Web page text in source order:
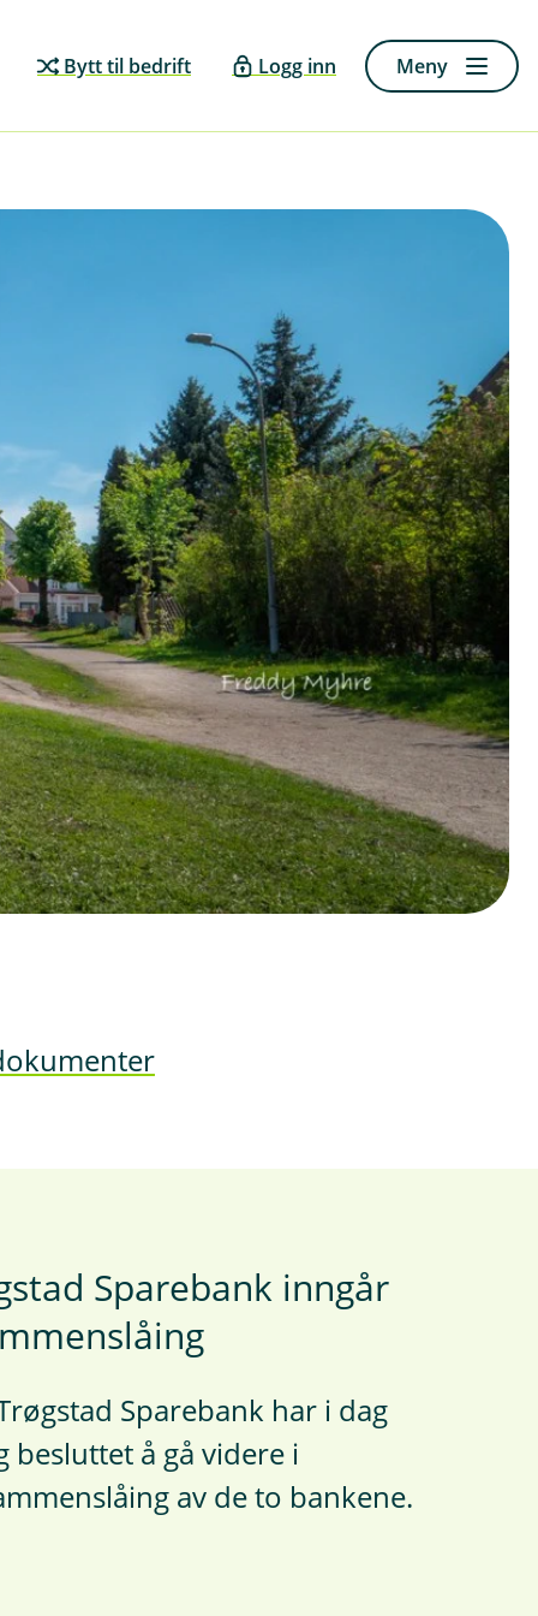
Bytt til bedrift Logg inn Meny
Sparebank inngår
Sparebank har i dag
besluttet å gå videre i
av de to bankene.